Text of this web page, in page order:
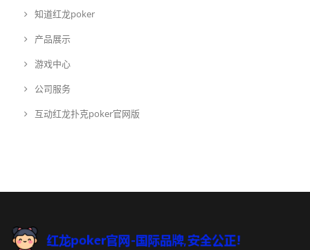
知道红龙poker
产品展示
游戏中心
公司服务
互动红龙扑克poker官网版